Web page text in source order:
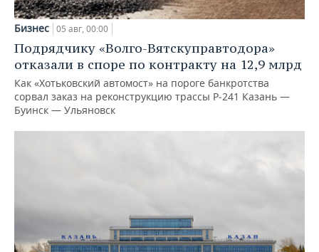
Бизнес 05 авг, 00:00
Подрядчику «Волго-Вятскуправтодора»
отказали в споре по контракту на 12,9 млрд
Как «Хотьковский автомост» на пороге банкротства
сорвал заказ на реконструкцию трассы Р‑241 Казань —
Буинск — Ульяновск